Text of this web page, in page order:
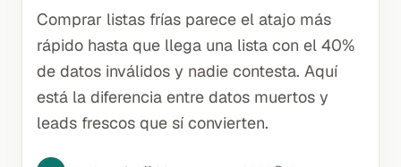
Comprar listas frías parece el atajo más
rápido hasta que llega una lista con el 40%
de datos inválidos y nadie contesta. Aquí
está la diferencia entre datos muertos y
leads frescos que sí convierten.